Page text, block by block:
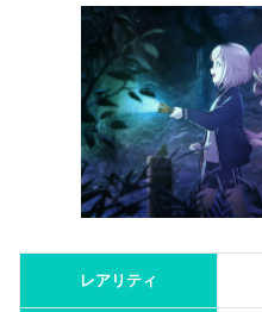
レアリティ